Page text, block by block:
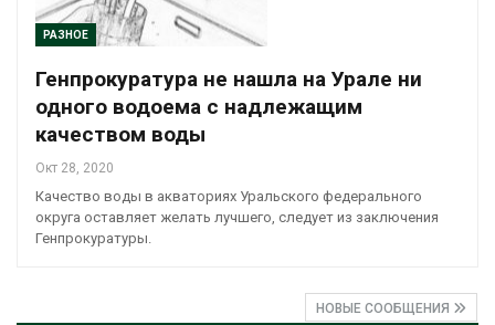
РАЗНОЕ
Генпрокуратура не нашла на Урале ни
одного водоема с надлежащим
качеством воды
Окт 28, 2020
Качество воды в акваториях Уральского федерального
округа оставляет желать лучшего, следует из заключения
Генпрокуратуры.
НОВЫЕ СООБЩЕНИЯ